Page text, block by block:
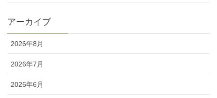
アーカイブ
2026年8月
2026年7月
2026年6月